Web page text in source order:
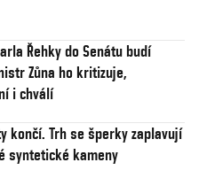
Řehky do Senátu budí
Zůna ho kritizuje,
i chválí
končí. Trh se šperky zaplavují
syntetické kameny